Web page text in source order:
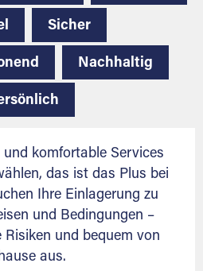
Sicher
Nachhaltig
komfortable Services
das ist das Plus bei
Ihre Einlagerung zu
und Bedingungen –
und bequem von
aus.